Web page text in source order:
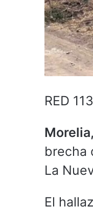
RED
brecha
La
El